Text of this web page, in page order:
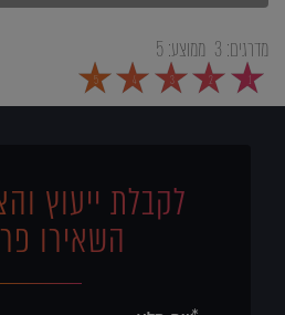
מדרגים: 3 ממוצע:5
1
2
3
4
5
לקבלת ייעוץ
השאירו